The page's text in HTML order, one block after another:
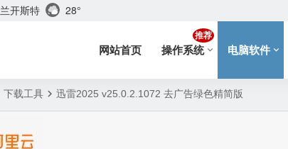
兰开斯特 28°
网站首页 操作系统
推荐
电脑软件
下载工具 迅雷2025 v25.0.2.1072 去广告绿色精简版